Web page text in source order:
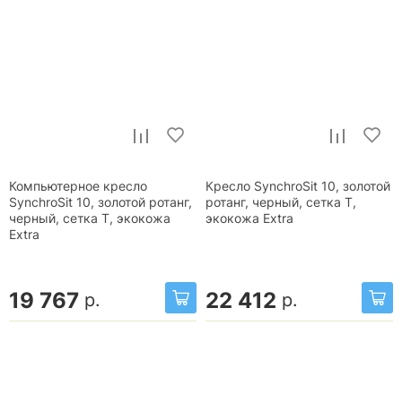
Компьютерное кресло
SynchroSit 10, золотой ротанг,
черный, сетка T, экокожа
Extra
19 767 р.
Кресло SynchroSit 10, золотой
ротанг, черный, сетка T,
экокожа Extra
22 412 р.